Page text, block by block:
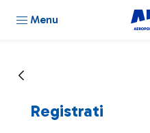
Menu
Registrati